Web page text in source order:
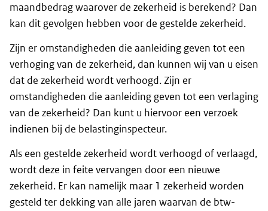
maandbedrag waarover de zekerheid is berekend? Dan
kan dit gevolgen hebben voor de gestelde zekerheid.
Zijn er omstandigheden die aanleiding geven tot een
verhoging van de zekerheid, dan kunnen wij van u eisen
dat de zekerheid wordt verhoogd. Zijn er
omstandigheden die aanleiding geven tot een verlaging
van de zekerheid? Dan kunt u hiervoor een verzoek
indienen bij de belastinginspecteur.
Als een gestelde zekerheid wordt verhoogd of verlaagd,
wordt deze in feite vervangen door een nieuwe
zekerheid. Er kan namelijk maar 1 zekerheid worden
gesteld ter dekking van alle jaren waarvan de btw-